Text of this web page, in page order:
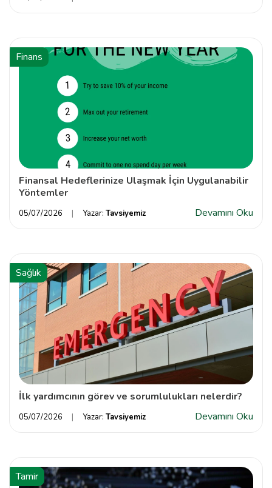
Finans
Finansal Hedeflerinize Ulaşmak İçin Uygulanabilir
Yöntemler
05/07/2026 Yazar: Tavsiyemiz Devamını Oku
Sağlık
İlk yardımcının görev ve sorumlulukları nelerdir?
05/07/2026 Yazar: Tavsiyemiz Devamını Oku
Tamir